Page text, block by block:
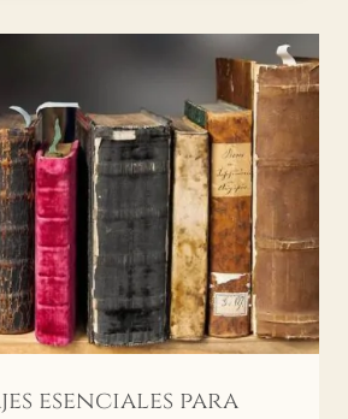
esenciales para